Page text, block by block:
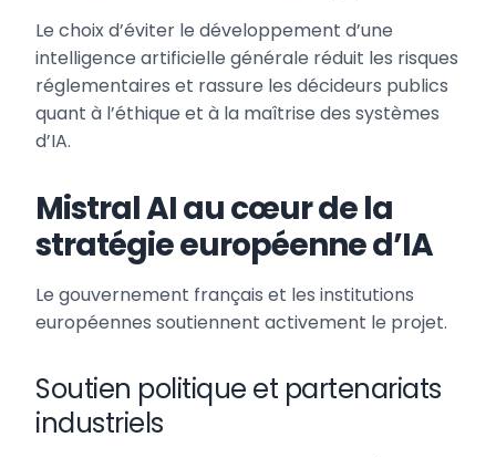
Le choix d’éviter le développement d’une
intelligence artificielle générale réduit les risques
réglementaires et rassure les décideurs publics
quant à l’éthique et à la maîtrise des systèmes
d’IA.
Mistral AI au cœur de la
stratégie européenne d’IA
Le gouvernement français et les institutions
européennes soutiennent activement le projet.
Soutien politique et partenariats
industriels